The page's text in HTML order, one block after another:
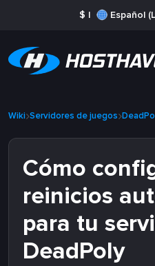
$ | Español
Wiki Servidores de juegos
Cómo
reinicios
para tu
DeadPoly